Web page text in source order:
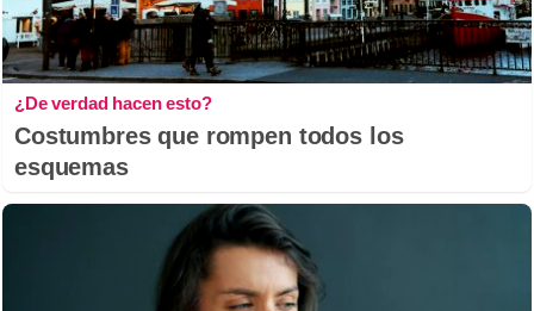
¿De verdad hacen esto?
Costumbres que rompen todos los
esquemas